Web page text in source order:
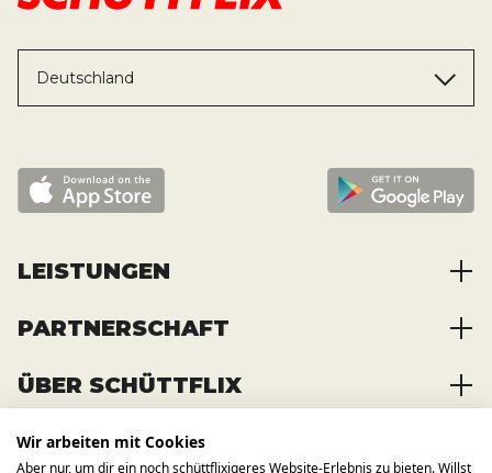
Deutschland
LEISTUNGEN
Baustoffe kaufen
Container mieten
Transporte bestellen
PARTNERSCHAFT
Zusammenarbeit
Registrierung
ÜBER SCHÜTTFLIX
Über das Unternehmen
Wir arbeiten mit Cookies
Aber nur, um dir ein noch schüttflixigeres Website-Erlebnis zu bieten. Willst